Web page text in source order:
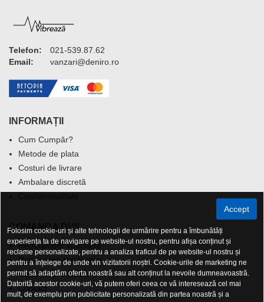
Telefon:
021-539.87.62
Email:
vanzari@deniro.ro
INFORMAȚII
Cum Cumpăr?
Metode de plata
Costuri de livrare
Ambalare discretă
COMANDA DVS.
Regulament Vouchere
Returnarea produselor
Garanția produselor
Contact
Accept
Folosim cookie-uri și alte tehnologii de urmărire pentru a îmbunătăți
experiența ta de navigare pe website-ul nostru, pentru afișa conținut și
reclame personalizate, pentru a analiza traficul de pe website-ul nostru și
pentru a înțelege de unde vin vizitatorii noștri. Cookie-urile de marketing ne
permit să adaptăm oferta noastră sau alt conținut la nevoile dumneavoastră.
Datorită acestor cookie-uri, vă putem oferi ceea ce vă interesează cel mai
mult, de exemplu prin publicitate personalizată din partea noastră și a